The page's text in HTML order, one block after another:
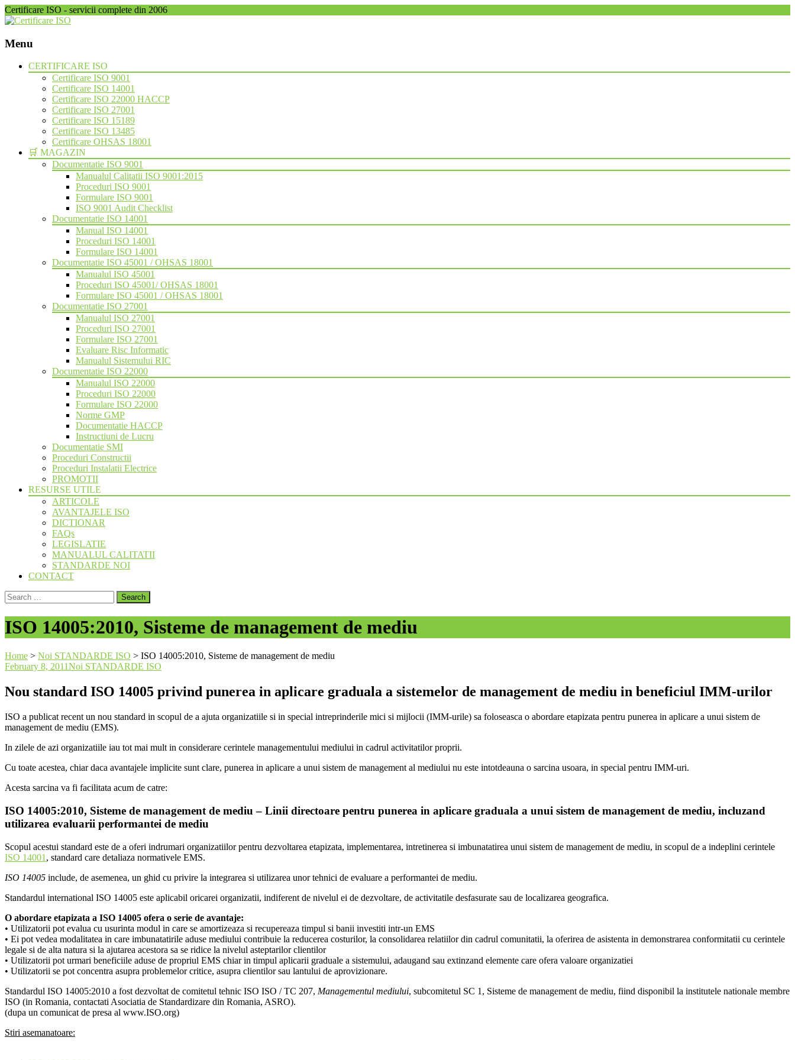
Certificare ISO - servicii complete din 2006
Menu
Skip
CERTIFICARE ISO
Certificare ISO 9001
Certificare ISO 14001
Certificare ISO 22000 HACCP
Certificare ISO 27001
Certificare ISO 15189
Certificare ISO 13485
Certificare OHSAS 18001
🛒 MAGAZIN
Documentatie ISO 9001
Manualul Calitatii ISO 9001:2015
Proceduri ISO 9001
Formulare ISO 9001
ISO 9001 Audit Checklist
Documentatie ISO 14001
Manual ISO 14001
Proceduri ISO 14001
Formulare ISO 14001
Documentatie ISO 45001 / OHSAS 18001
Manualul ISO 45001
Proceduri ISO 45001/ OHSAS 18001
Formulare ISO 45001 / OHSAS 18001
Documentatie ISO 27001
Manualul ISO 27001
Proceduri ISO 27001
Formulare ISO 27001
Evaluare Risc Informatic
Manualul Sistemului RIC
Documentatie ISO 22000
Manualul ISO 22000
Proceduri ISO 22000
Formulare ISO 22000
Norme GMP
Documentatie HACCP
Instructiuni de Lucru
Documentatie SMI
Proceduri Constructii
Proceduri Instalatii Electrice
PROMOTII
RESURSE UTILE
ARTICOLE
AVANTAJELE ISO
DICTIONAR
FAQs
LEGISLATIE
MANUALUL CALITATII
STANDARDE NOI
CONTACT
Search
for:
ISO 14005:2010, Sisteme de management de mediu
Home > Noi STANDARDE ISO > ISO 14005:2010, Sisteme de management de mediu
February 8, 2011Noi STANDARDE ISO
Nou standard ISO 14005 privind punerea in aplicare graduala a sistemelor de management de mediu in beneficiul IMM-urilor
ISO a publicat recent un nou standard in scopul de a ajuta organizatiile si in special intreprinderile mici si mijlocii (IMM-urile) sa foloseasca o abordare etapizata pentru punerea in aplicare a unui sistem de
management de mediu (EMS).
In zilele de azi organizatiile iau tot mai mult in considerare cerintele managementului mediului in cadrul activitatilor proprii.
Cu toate acestea, chiar daca avantajele implicite sunt clare, punerea in aplicare a unui sistem de management al mediului nu este intotdeauna o sarcina usoara, in special pentru IMM-uri.
Acesta sarcina va fi facilitata acum de catre:
ISO 14005:2010, Sisteme de management de mediu – Linii directoare pentru punerea in aplicare graduala a unui sistem de management de mediu, incluzand
utilizarea evaluarii performantei de mediu
Scopul acestui standard este de a oferi indrumari organizatiilor pentru dezvoltarea etapizata, implementarea, intretinerea si imbunatatirea unui sistem de management de mediu, in scopul de a indeplini cerintele
ISO 14001 , standard care detaliaza normativele EMS.
ISO 14005 include, de asemenea, un ghid cu privire la integrarea si utilizarea unor tehnici de evaluare a performantei de mediu.
Standardul international ISO 14005 este aplicabil oricarei organizatii, indiferent de nivelul ei de dezvoltare, de activitatile desfasurate sau de localizarea geografica.
O abordare etapizata a ISO 14005 ofera o serie de avantaje:
• Utilizatorii pot evalua cu usurinta modul in care se amortizeaza si recupereaza timpul si banii investiti intr-un EMS
• Ei pot vedea modalitatea in care imbunatatirile aduse mediului contribuie la reducerea costurilor, la consolidarea relatiilor din cadrul comunitatii, la oferirea de asistenta in demonstrarea conformitatii cu cerintele
legale si de alta natura si la ajutarea acestora sa se ridice la nivelul asteptarilor clientilor
• Utilizatorii pot urmari beneficiile aduse de propriul EMS chiar in timpul aplicarii graduale a sistemului, adaugand sau extinzand elemente care ofera valoare organizatiei
• Utilizatorii se pot concentra asupra problemelor critice, asupra clientilor sau lantului de aprovizionare.
Standardul ISO 14005:2010 a fost dezvoltat de comitetul tehnic ISO ISO / TC 207, Managementul mediului, subcomitetul SC 1, Sisteme de management de mediu, fiind disponibil la institutele nationale membre
ISO (in Romania, contactati Asociatia de Standardizare din Romania, ASRO).
(dupa un comunicat de presa al www.ISO.org)
Stiri asemanatoare: